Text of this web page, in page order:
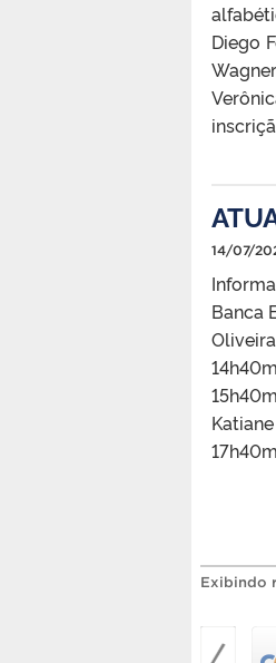
Diego
14/07/
Banca
Exibindo